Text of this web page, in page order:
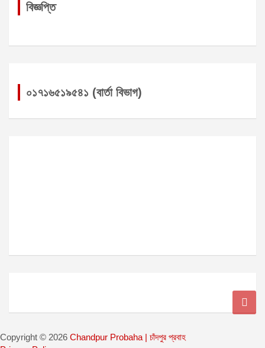
বিজ্ঞপ্তি
০১৭১৬৫১৯৫৪১ (বার্তা বিভাগ)
Copyright © 2026 Chandpur Probaha | চাঁদপুর প্রবাহ